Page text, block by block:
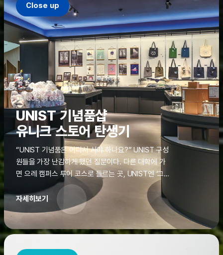
Close up
UNIQUE STORE
UNIST 기념품샵
유니크 스토어 탄생기
“UNIST 기념품은 어디서 사야 하나요?” UNIST 구성
원들을 가장 난감하게 했던 질문이다. 다른 대학에 가
면 으레 캠퍼스 투어 코스로 들르는 곳, UNIST엔 ‘그
것’이 없었다. 학교 탐방을 왔던 고등학생도, 자녀를 방
문하러 온 학부모도 빈손으로 돌려보내야 했던 아쉬움
을 달래줄 공간이 ‘유니크 스토어(UNIQUE
STORE)’라는 이름으로 지난해 11월 문을 열었다.
자세히보기